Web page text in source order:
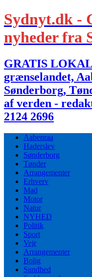
Sydnyt.dk -
nyheder fra
GRATIS
grænselandet,
Sønderborg,
af verden -
2124 2696
Aabenraa
Haderslev
Sønderborg
Tønder
Arrangementer
Erhverv
Mad
Motor
Natur
NYHED
Politik
Sport
Vejr
Arrangementer
Bolig
Sundhed